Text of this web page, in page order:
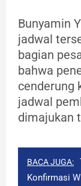
Bunyamin
jadwal
bagian
bahwa
cenderung
jadwal
dimajukan
BACA JUGA:
Konfirmasi